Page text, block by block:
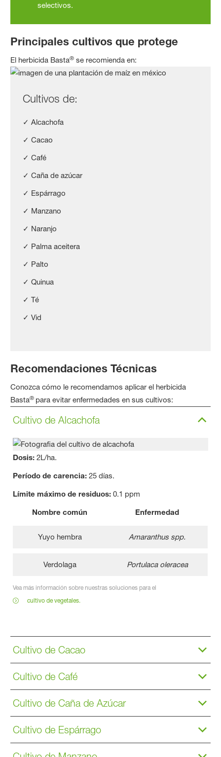
selectivos.
Principales cultivos que protege
El herbicida Basta® se recomienda en:
Cultivos de:
✓ Alcachofa
✓ Cacao
✓ Café
✓ Caña de azúcar
✓ Espárrago
✓ Manzano
✓ Naranjo
✓ Palma aceitera
✓ Palto
✓ Quinua
✓ Té
✓ Vid
Recomendaciones Técnicas
Conozca cómo le recomendamos aplicar el herbicida
Basta® para evitar enfermedades en sus cultivos:
Cultivo de Alcachofa
Dosis: 2L/ha.
Período de carencia:25 días.
Límite máximo de residuos:0.1 ppm
Nombre común Enfermedad
Yuyo hembra Amaranthus spp.
Verdolaga Portulaca oleracea
Vea más información sobre nuestras soluciones para el
cultivo de vegetales.
Cultivo de Cacao
Cultivo de Café
Cultivo de Caña de Azúcar
Cultivo de Espárrago